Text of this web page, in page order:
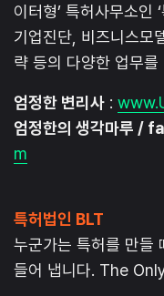
이터형’ 특허사무소인
기업진단, 비즈니스모
략 등의 다양한 업무
엄정한 변리사:
엄정한의 생각마루 /
m
특허법인 BLT
누군가는 특허를 만들
들어 냅니다. The